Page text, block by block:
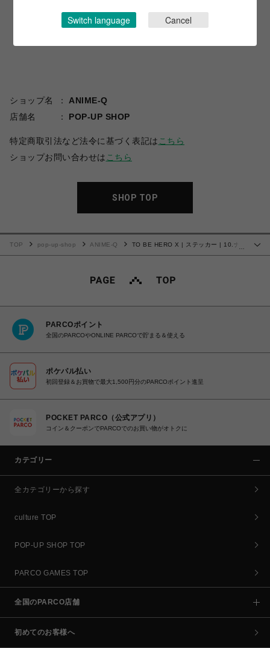
ショップ名
ANIME-Q
店舗名
POP-UP SHOP
特定商取引法など法令に基づく表記は こちら
ショップお問い合わせは こちら
SHOP TOP
TOP pop-up-shop ANIME-Q
TO BE HERO X | ステッカー | 10.ナ
PARCOポイント
全国のPARCOやONLINE PARCOで貯まる＆使える
ポケパル払い
初回登録＆お買物で最大1,500円分のPARCOポイント進呈
POCKET PARCO（公式アプリ）
コイン＆クーポンでPARCOでのお買い物がオトクに
カテゴリー
全カテゴリーから探す
culture TOP
POP-UP SHOP TOP
PARCO GAMES TOP
全国のPARCO店舗
初めてのお客様へ
Switch language Cancel